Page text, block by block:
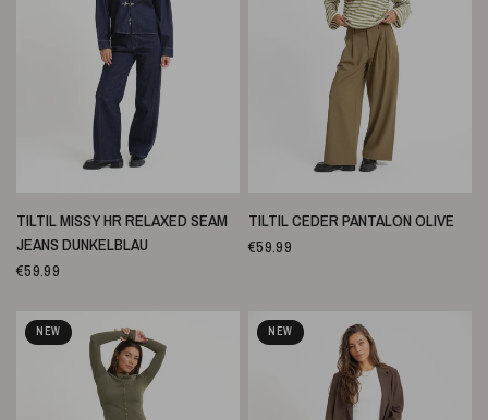
SCHNELLANSICHT
TILTIL MISSY HR RELAXED SEAM
JEANS DUNKELBLAU
€59.99
SCHNELLANSICHT
TILTIL CEDER PANTALON OLIVE
€59.99
NEW NEW